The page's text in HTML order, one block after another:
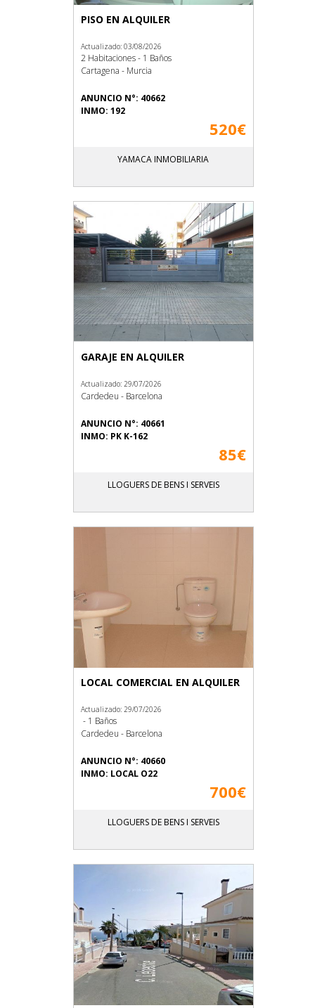
PISO EN ALQUILER
Actualizado: 03/08/2026
2 Habitaciones - 1 Baños
Cartagena - Murcia
ANUNCIO N°: 40662
INMO: 192
520€
YAMACA INMOBILIARIA
GARAJE EN ALQUILER
Actualizado: 29/07/2026
Cardedeu - Barcelona
ANUNCIO N°: 40661
INMO: PK K-162
85€
LLOGUERS DE BENS I SERVEIS
LOCAL COMERCIAL EN ALQUILER
Actualizado: 29/07/2026
- 1 Baños
Cardedeu - Barcelona
ANUNCIO N°: 40660
INMO: LOCAL O22
700€
LLOGUERS DE BENS I SERVEIS